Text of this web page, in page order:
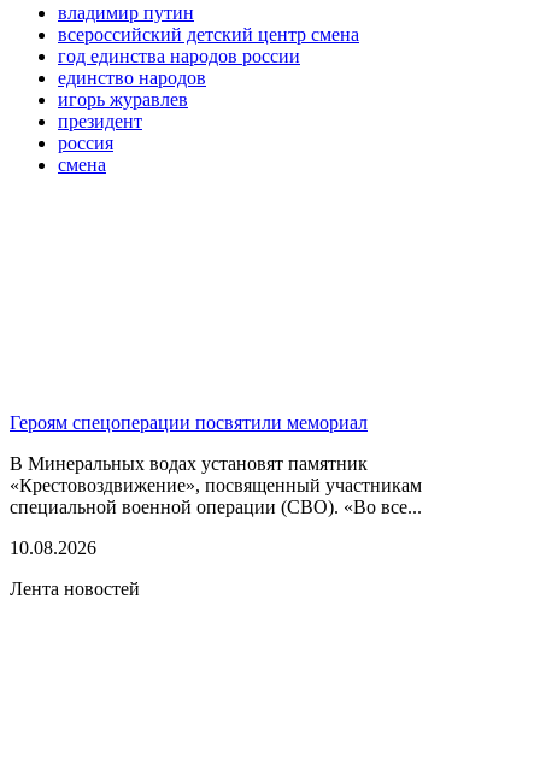
владимир путин
всероссийский детский центр смена
год единства народов россии
единство народов
игорь журавлев
президент
россия
смена
Героям спецоперации посвятили мемориал
В Минеральных водах установят памятник
«Крестовоздвижение», посвященный участникам
специальной военной операции (СВО). «Во все...
10.08.2026
Лента новостей